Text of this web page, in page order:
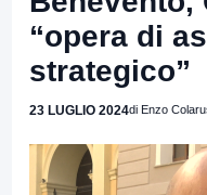
“opera di
strategico”
23 LUGLIO 2024di Enzo